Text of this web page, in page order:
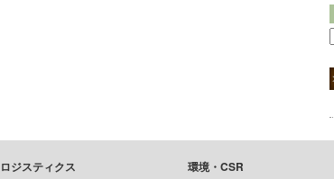
ロジスティクス 環境・CSR